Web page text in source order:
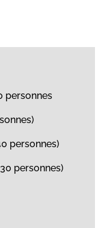
personnes
personnes)
personnes)